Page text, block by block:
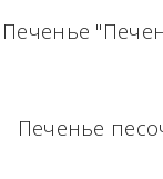
Печенье
Печенье